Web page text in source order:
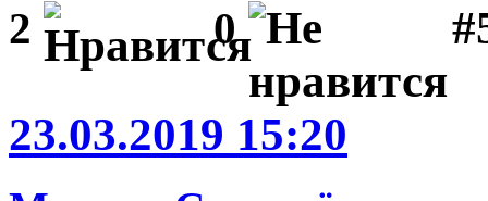
2 0
23.03.2019 15:20